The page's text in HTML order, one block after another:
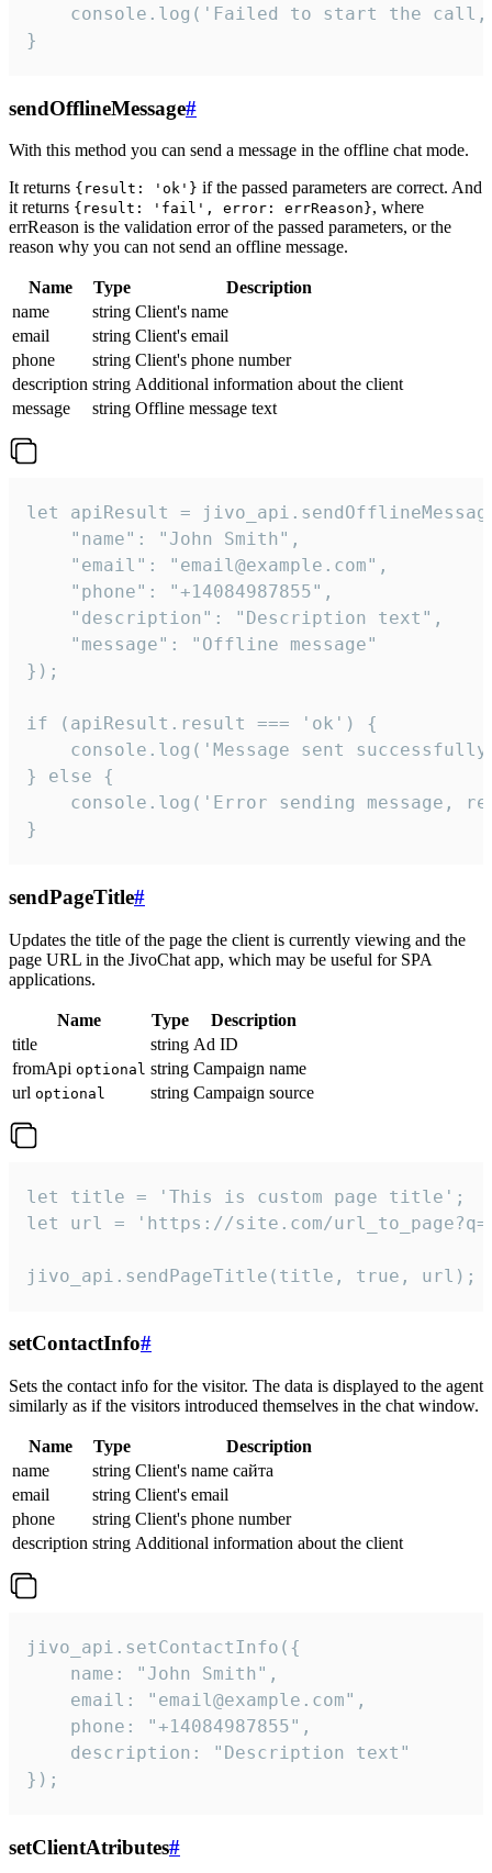
console.log('Failed to start the
}
sendOfflineMessage#
With this method you can send a message in the offline chat mode.
It returns {result: 'ok'} if the passed parameters are correct. And
it returns {result: 'fail', error: errReason}, where
errReason is the validation error of the passed parameters, or the
reason why you can not send an offline message.
Name Type
Description
name
string Client's name
email
string Client's email
phone
string Client's phone number
description string Additional information about the client
message
string Offline message text
let apiResult =
    "name": "John Smith",
    "email": "email@example.com",
    "phone": "+14084987855",
    "description": "Description text",
    "message": "Offline message"
});
if (apiResult.result === 'ok') {
console.log('Message sent
} else {
console.log('Error sending message,
}
sendPageTitle#
Updates the title of the page the client is currently viewing and the
page URL in the JivoChat app, which may be useful for SPA
applications.
Name Type
Description
title
string Ad ID
fromApi optional string Campaign name
url optional string Campaign source
let title = 'This is custom page title';
let url = 'https://site.com/
jivo_api.sendPageTitle(title, true, url);
setContactInfo#
Sets the contact info for the visitor. The data is displayed to the agent
similarly as if the visitors introduced themselves in the chat window.
Name Type
Description
name
string Client's name сайта
email
string Client's email
phone
string Client's phone number
description string Additional information about the client
jivo_api.setContactInfo({
    name: "John Smith",
    email: "email@example.com",
    phone: "+14084987855",
    description: "Description text"
});
setClientAtributes#